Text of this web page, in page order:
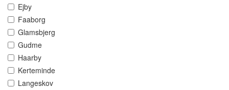
Ejby
Faaborg
Glamsbjerg
Gudme
Haarby
Kerteminde
Langeskov